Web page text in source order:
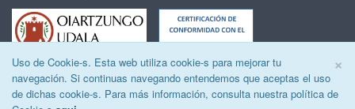
×
Uso de Cookie-s. Esta web utiliza cookie-s para mejorar tu
navegación. Si continuas navegando entendemos que aceptas el uso
de dichas cookie-s. Para más información, consulta nuestra política de